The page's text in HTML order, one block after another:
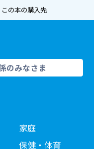
この本の購入先
のみなさま
家庭
保健・体育